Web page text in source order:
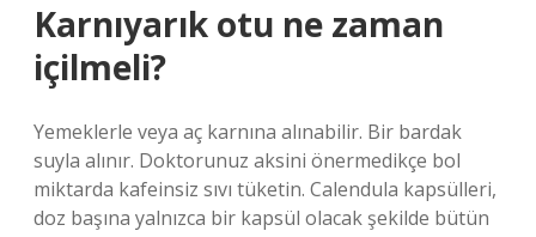
Karnıyarık otu ne zaman
içilmeli?
Yemeklerle veya aç karnına alınabilir. Bir bardak
suyla alınır. Doktorunuz aksini önermedikçe bol
miktarda kafeinsiz sıvı tüketin. Calendula kapsülleri,
doz başına yalnızca bir kapsül olacak şekilde bütün